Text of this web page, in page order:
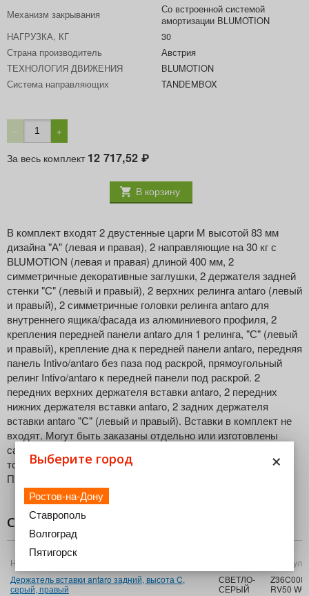
Механизм закрывания
Со встроенной системой
амортизации BLUMOTION
НАГРУЗКА, КГ
30
Страна производитель
Австрия
ТЕХНОЛОГИЯ ДВИЖЕНИЯ
BLUMOTION
Система направляющих
TANDEMBOX
− +
За весь комплект 12 717,52 ₽
В корзину
В комплект входят 2 двустенные царги М высотой 83 мм
дизайна "А" (левая и правая), 2 направляющие на 30 кг с
BLUMOTION (левая и правая) длиной 400 мм, 2
симметричные декоративные заглушки, 2 держателя задней
стенки "С" (левый и правый), 2 верхних релинга antaro (левый
и правый), 2 симметричные головки релинга antaro для
внутреннего ящика/фасада из алюминиевого профиля, 2
крепления передней панели antaro для 1 релинга, "С" (левый
и правый), крепление дна к передней панели antaro, передняя
панель Intivo/antaro без паза под раскрой, прямоугольный
релинг Intivo/antaro к передней панели под раскрой. 2
передних верхних держателя вставки antaro, 2 передних
нижних держателя вставки antaro, 2 задних держателя
вставки antaro "С" (левый и правый). Вставки в комплект не
входят. Могут быть заказаны отдельно или изготовлены
самостоятельно из любого материала. Размеры вставки:
толщина - 8 мм, высота - 59,5 мм, длина - 367 мм.
Предназначен для ширины корпуса до 1200 мм.
Состав комплекта
Название Артикул
Держатель вставки antaro задний, высота C,
серый, правый
СВЕТЛО-
СЕРЫЙ
RV50
×
Выберите город
Ростов-на-Дону
Ставрополь
Волгоград
Пятигорск